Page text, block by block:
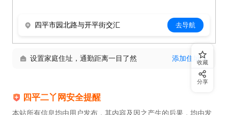
四平市园北路与开平街交汇 去导航
设置家庭住址，通勤距离一目了然 添加住址
四平二丫网安全提醒
本站所有信息均由用户发布，其内容及因之产生的后果，均由发
收藏
分享